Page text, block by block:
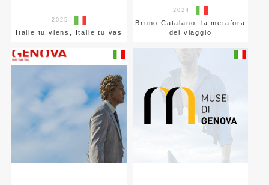
2025
Italie tu viens, Italie tu vas
2024
Bruno Catalano, la metafora
del viaggio